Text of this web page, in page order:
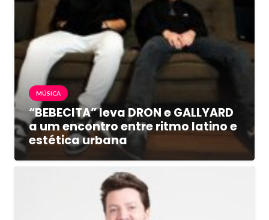
MÚSICA
“BEBECITA” leva DRON e GALLYARD
a um encontro entre ritmo latino e
estética urbana